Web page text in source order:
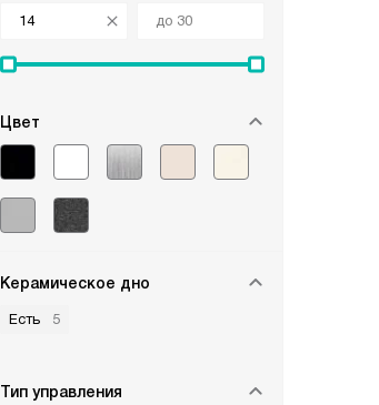
Цвет
Керамическое дно
Есть 5
Тип управления